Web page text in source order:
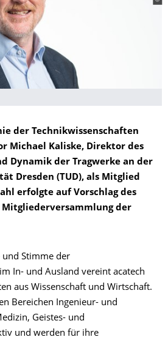
der Technikwissenschaften
Michael Kaliske, Direktor des
Dynamik der Tragwerke an der
Dresden (TUD), als Mitglied
erfolgte auf Vorschlag des
Mitgliederversammlung der
und Stimme der
In- und Ausland vereint acatech
aus Wissenschaft und Wirtschaft.
Bereichen Ingenieur- und
Geistes- und
und werden für ihre